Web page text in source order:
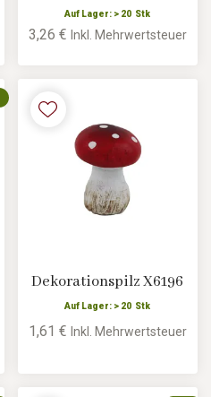
Auf Lager: > 20 Stk
3,26 € Inkl. Mehrwertsteuer
Dekorationspilz X6196
Auf Lager: > 20 Stk
1,61 € Inkl. Mehrwertsteuer